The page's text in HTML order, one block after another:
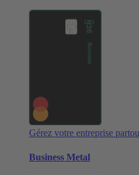
Gérez votre entreprise
Business Metal